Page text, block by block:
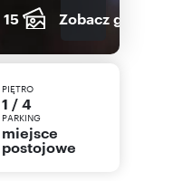
15 Zobacz galerię
PIĘTRO
1 / 4
PARKING
miejsce
postojowe